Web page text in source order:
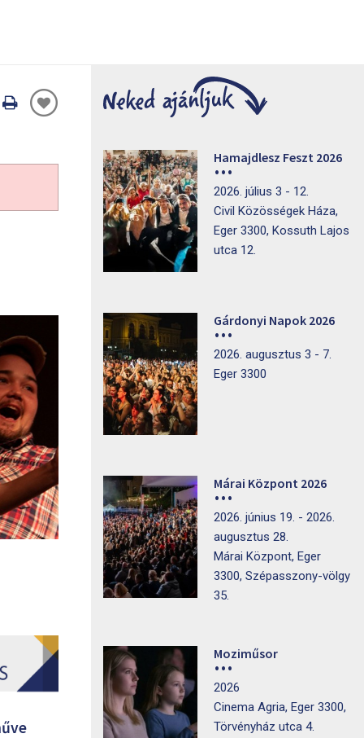
Oldal
Hamajdlesz Feszt 2026
2026. július 3 - 12.
Civil Közösségek Háza,
Eger 3300, Kossuth Lajos
utca 12.
Gárdonyi Napok 2026
2026. augusztus 3 - 7.
Eger 3300
Márai Központ 2026
2026. június 19. - 2026.
augusztus 28.
Márai Központ, Eger
3300, Szépasszony-völgy
35.
Moziműsor
2026
Cinema Agria, Eger 3300,
Törvényház utca 4.